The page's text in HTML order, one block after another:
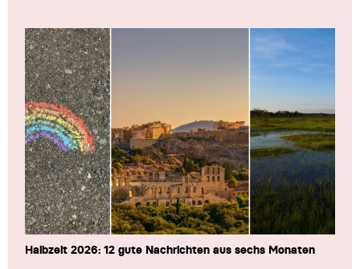
Halbzeit 2026: 12 gute Nachrichten aus sechs Monaten